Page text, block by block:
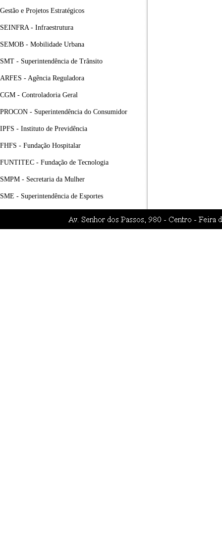
Gestão e Projetos Estratégicos
SEINFRA - Infraestrutura
SEMOB - Mobilidade Urbana
SMT - Superintendência de Trânsito
ARFES - Agência Reguladora
CGM - Controladoria Geral
PROCON - Superintendência do Consumidor
IPFS - Instituto de Previdência
FHFS - Fundação Hospitalar
FUNTITEC - Fundação de Tecnologia
SMPM - Secretaria da Mulher
SME - Superintendência de Esportes